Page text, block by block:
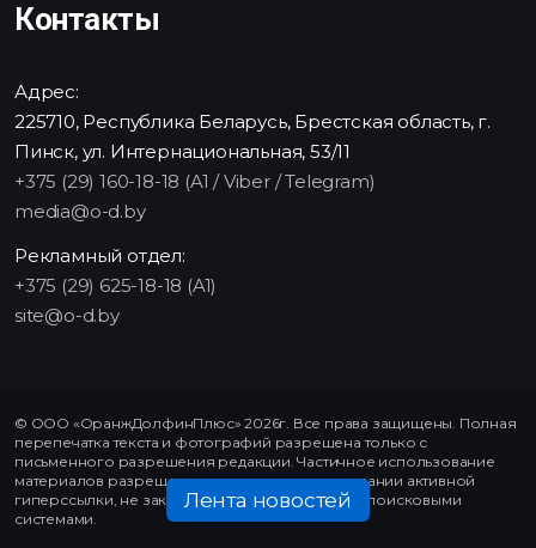
Контакты
Адрес:
225710, Республика Беларусь, Брестская область, г.
Пинск, ул. Интернациональная, 53/11
+375 (29) 160-18-18 (A1 / Viber / Telegram)
media@o-d.by
Рекламный отдел:
+375 (29) 625-18-18 (A1)
site@o-d.by
© ООО «ОранжДолфинПлюс» 2026г. Все права защищены. Полная
перепечатка текста и фотографий разрешена только с
письменного разрешения редакции. Частичное использование
материалов разрешено только при использовании активной
гиперссылки, не закрытой от индексирования поисковыми
системами.
Лента новостей